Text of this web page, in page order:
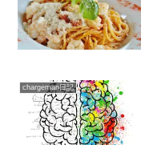
chargeman日記